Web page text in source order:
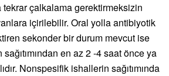
tekrar çalkalama gerektirmeksizin
içirilebilir. Oral yolla antibiyotik
sekonder bir durum mevcut ise
en az 2 -4 saat önce ya
Nonspesifik ishallerin sağıtımında